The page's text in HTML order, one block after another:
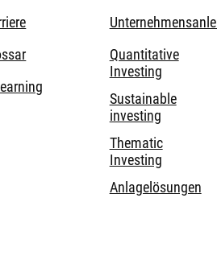
Quantitative
Investing
Sustainable
investing
Thematic
Investing
Anlagelösungen